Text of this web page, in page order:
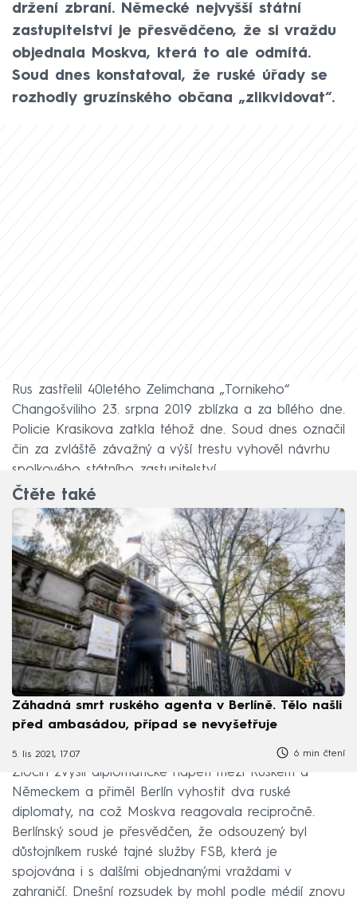
držení zbraní. Německé nejvyšší státní
zastupitelství je přesvědčeno, že si vraždu
objednala Moskva, která to ale odmítá.
Soud dnes konstatoval, že ruské úřady se
rozhodly gruzínského občana „zlikvidovat“.
Rus zastřelil 40letého Zelimchana „Tornikeho“
Changošviliho 23. srpna 2019 zblízka a za bílého dne.
Policie Krasikova zatkla téhož dne. Soud dnes označil
čin za zvláště závažný a výší trestu vyhověl návrhu
spolkového státního zastupitelství.
Čtěte také
Záhadná smrt ruského agenta v Berlíně. Tělo našli
před ambasádou, případ se nevyšetřuje
5. lis 2021, 17:07 6 min čtení
Zločin zvýšil diplomatické napětí mezi Ruskem a
Německem a přiměl Berlín vyhostit dva ruské
diplomaty, na což Moskva reagovala recipročně.
Berlínský soud je přesvědčen, že odsouzený byl
důstojníkem ruské tajné služby FSB, která je
spojována i s dalšími objednanými vraždami v
zahraničí. Dnešní rozsudek by mohl podle médií znovu